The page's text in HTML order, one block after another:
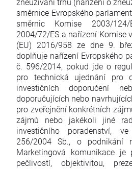
směrnice Evropského
směrnic Komise 2003/
2004/72/ES a nařízení Komise
(EU) 2016/958 ze dne 9.
doplňuje nařízení Evropského
č. 596/2014, pokud jde o
pro technická ujednání pro
investičních doporučení
doporučujících nebo
pro zveřejnění konkrétních
zájmů nebo jakékoli jiné
investičního poradenství,
256/2004 Sb., o podnikání
Marketingová komunikace je
pečlivostí, objektivitou,